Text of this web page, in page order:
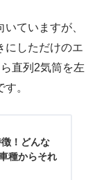
ていますが、
にしただけのエ
直列2気筒を左
。
！どんな
種からそれ